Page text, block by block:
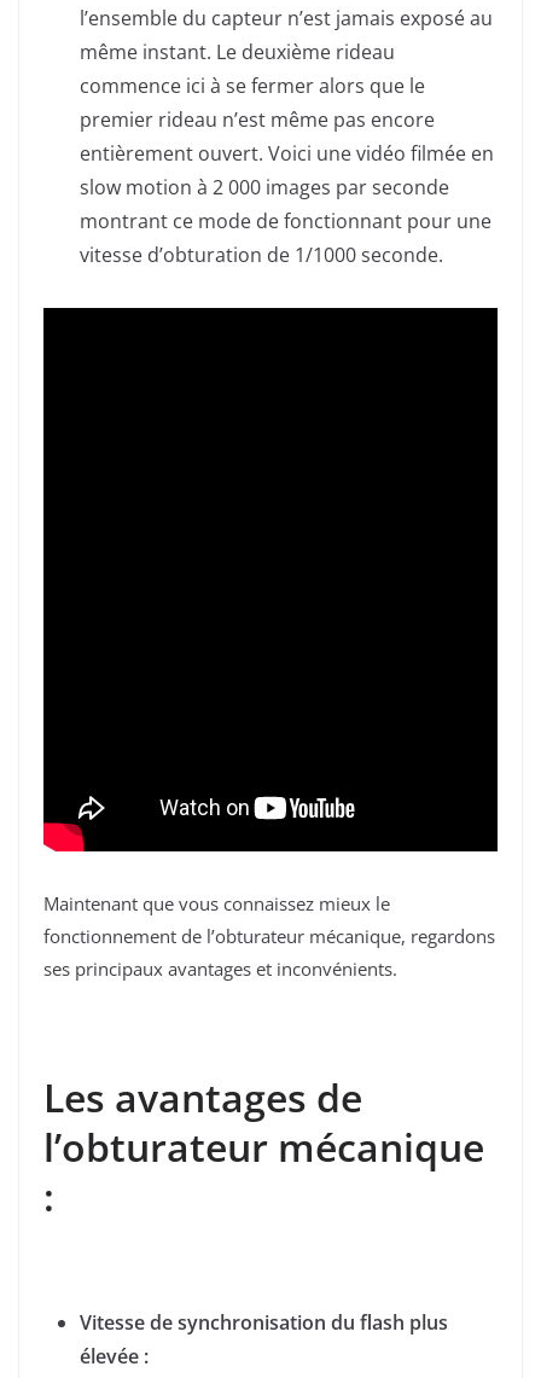
l’ensemble du capteur n’est jamais exposé au
même instant. Le deuxième rideau
commence ici à se fermer alors que le
premier rideau n’est même pas encore
entièrement ouvert. Voici une vidéo filmée en
slow motion à 2 000 images par seconde
montrant ce mode de fonctionnant pour une
vitesse d’obturation de 1/1000 seconde.
Maintenant que vous connaissez mieux le
fonctionnement de l’obturateur mécanique, regardons
ses principaux avantages et inconvénients.
Les avantages de
l’obturateur mécanique
:
Vitesse de synchronisation du flash plus
élevée :